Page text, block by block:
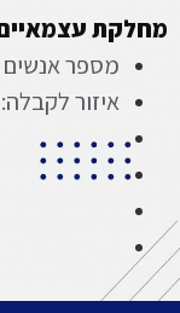
מחלקת
מספר אנשים
איזור